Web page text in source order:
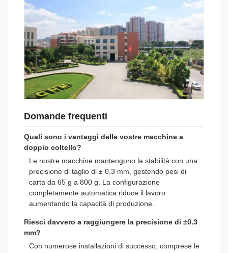
Domande frequenti
Quali sono i vantaggi delle vostre macchine a
doppio coltello?
Le nostre macchine mantengono la stabilità con una
precisione di taglio di ± 0,3 mm, gestendo pesi di
carta da 65 g a 800 g. La configurazione
completamente automatica riduce il lavoro
aumentando la capacità di produzione.
Riesci davvero a raggiungere la precisione di ±0.3
mm?
Con numerose installazioni di successo, comprese le